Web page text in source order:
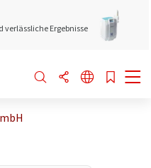
verlässliche Ergebnisse